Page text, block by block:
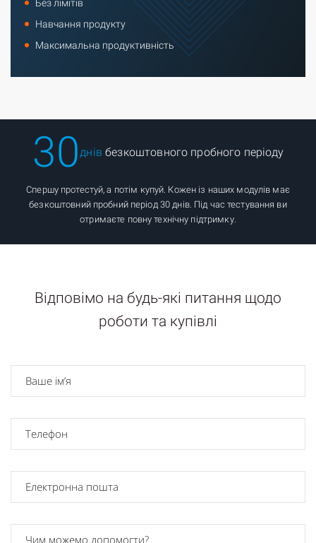
Без лімітів
Навчання продукту
Максимальна продуктивність
30днів безкоштовного пробного періоду
Спершу протестуй, а потім купуй. Кожен із наших модулів має
безкоштовний пробний період 30 днів. Під час тестування ви
отримаєте повну технічну підтримку.
Відповімо на будь-які питання щодо
роботи та купівлі